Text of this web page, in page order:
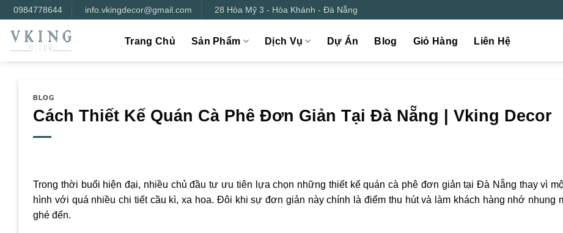
qua
nội
dung
0984778644 info.vkingdecor@gmail.com 28 Hòa Mỹ 3 - Hòa Khánh - Đà Nẵng
Trang Chủ Sản Phẩm Dịch Vụ Dự Án Blog Giỏ Hàng Liên Hệ
BLOG
Cách Thiết Kế Quán Cà Phê Đơn Giản Tại Đà Nẵng | Vking Decor
Trong thời buổi hiện đại, nhiều chủ đầu tư ưu tiên lựa chọn những thiết kế quán cà phê đơn giản tại Đà Nẵng thay vì
hình với quá nhiều chi tiết cầu kì, xa hoa. Đôi khi sự đơn giản này chính là điểm thu hút và làm khách hàng nhớ nhung
ghé đến.